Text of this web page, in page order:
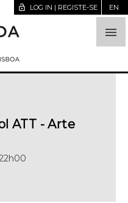

lock_open LOG IN | REGISTE-SE EN
ATT - Arte